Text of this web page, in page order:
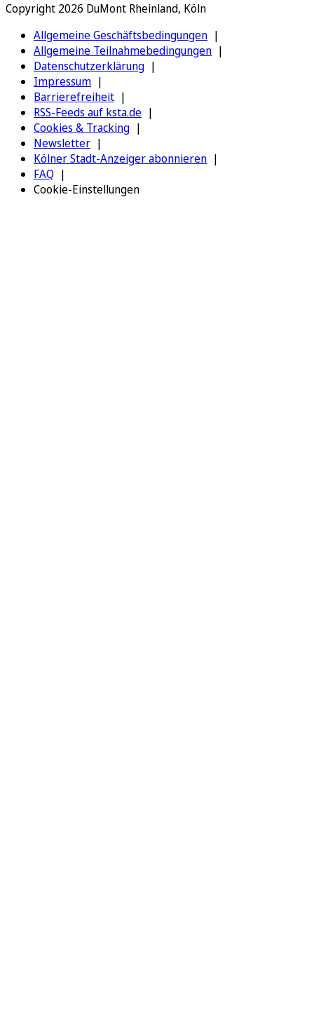
Copyright 2026 DuMont Rheinland, Köln
Allgemeine Geschäftsbedingungen
Allgemeine Teilnahmebedingungen
Datenschutzerklärung
Impressum
Barrierefreiheit
RSS-Feeds auf ksta.de
Cookies & Tracking
Newsletter
Kölner Stadt-Anzeiger abonnieren
FAQ
Cookie-Einstellungen